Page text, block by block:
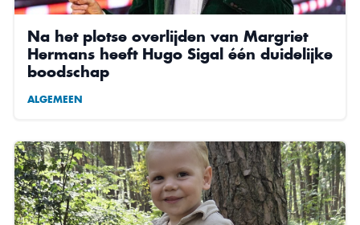
Na het plotse overlijden van Margriet
Hermans heeft Hugo Sigal één duidelijke
boodschap
ALGEMEEN